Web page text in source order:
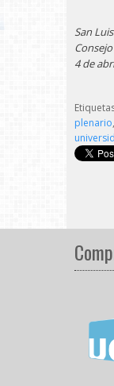
San Luis
4 de
plenario,